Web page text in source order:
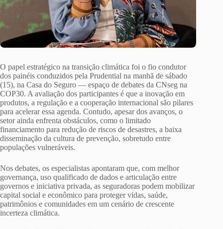
O papel estratégico na transição climática foi o fio condutor
dos painéis conduzidos pela Prudential na manhã de sábado
(15), na Casa do Seguro — espaço de debates da CNseg na
COP30. A avaliação dos participantes é que a inovação em
produtos, a regulação e a cooperação internacional são pilares
para acelerar essa agenda. Contudo, apesar dos avanços, o
setor ainda enfrenta obstáculos, como o limitado
financiamento para redução de riscos de desastres, a baixa
disseminação da cultura de prevenção, sobretudo entre
populações vulneráveis.
Nos debates, os especialistas apontaram que, com melhor
governança, uso qualificado de dados e articulação entre
governos e iniciativa privada, as seguradoras podem mobilizar
capital social e econômico para proteger vidas, saúde,
patrimônios e comunidades em um cenário de crescente
incerteza climática.